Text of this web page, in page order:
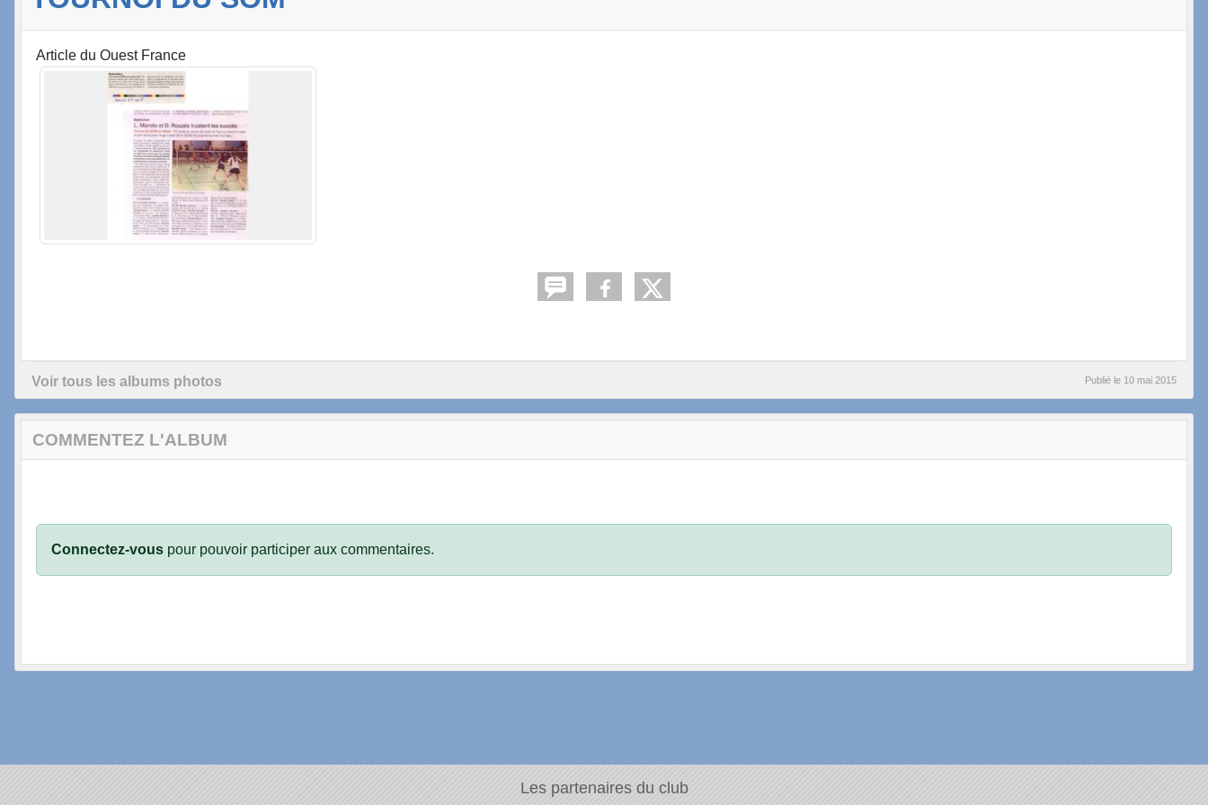
Article du Ouest France
Voir tous les albums photos Publié le 10 mai 2015
COMMENTEZ L'ALBUM
Connectez-vous pour pouvoir participer aux commentaires.
Les partenaires du club